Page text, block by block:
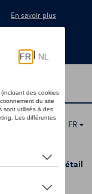
En savoir plus
FR
>Attelages > Détail